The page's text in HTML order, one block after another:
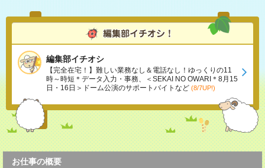
編集部イチオシ
【完全在宅！】難しい業務なし＆電話なし！ゆっくりの11
時～時短＊データ入力・事務、＜SEKAI NO OWARI＊8月15
日・16日＞ドーム公演のサポートバイトなど (8/7UP!)
お仕事の概要